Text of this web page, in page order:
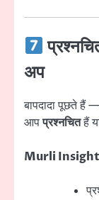
अप
बापदादा पूछते हैं —
आपप्रश्नचितहैं
Murli Insight